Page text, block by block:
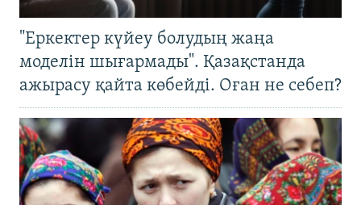
"Еркектер күйеу болудың жаңа
моделін шығармады". Қазақстанда
ажырасу қайта көбейді. Оған не себеп?